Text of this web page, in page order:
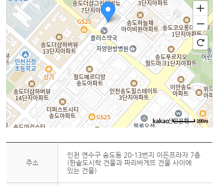
100m
주소
인천 연수구 송도동 20-13번지 이든프라자 7층
(한솥도시락 건물과 파리바게뜨 건물 사이에
있는 건물)